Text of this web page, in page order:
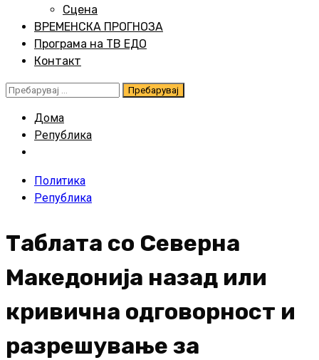
Сцена
ВРЕМЕНСКА ПРОГНОЗА
Програма на ТВ ЕДО
Контакт
Пребарувај
Дома
Република
Политика
Република
Таблата со Северна
Македонија назад или
кривична одговорност и
разрешување за